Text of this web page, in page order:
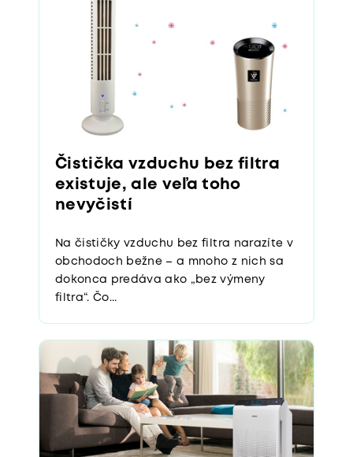
Čistička vzduchu bez filtra
existuje, ale veľa toho
nevyčistí
Na čističky vzduchu bez filtra narazíte v
obchodoch bežne – a mnoho z nich sa
dokonca predáva ako „bez výmeny
filtra“. Čo...